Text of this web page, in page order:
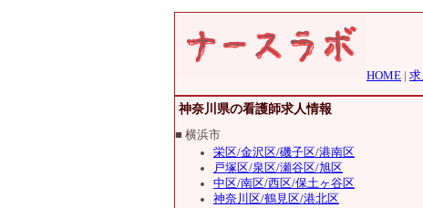
HOME | 求
神奈川県の看護師求人情報
■ 横浜市
栄区/金沢区/磯子区/港南区
戸塚区/泉区/瀬谷区/旭区
中区/南区/西区/保土ヶ谷区
神奈川区/鶴見区/港北区